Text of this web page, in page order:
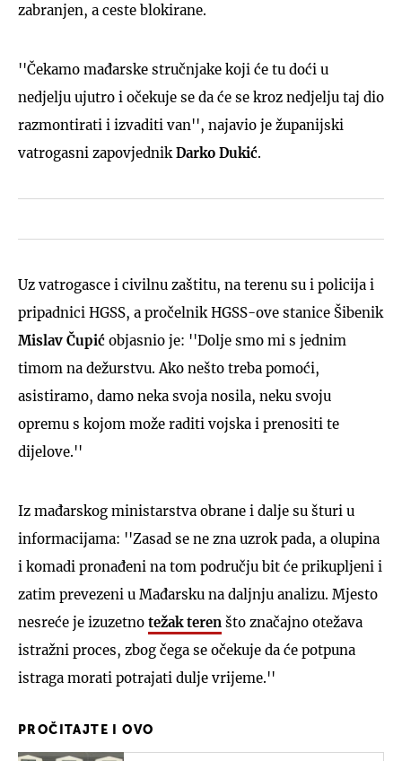
zabranjen, a ceste blokirane.
''Čekamo mađarske stručnjake koji će tu doći u
nedjelju ujutro i očekuje se da će se kroz nedjelju taj dio
razmontirati i izvaditi van'', najavio je županijski
vatrogasni zapovjednik Darko Dukić.
Uz vatrogasce i civilnu zaštitu, na terenu su i policija i
pripadnici HGSS, a pročelnik HGSS-ove stanice Šibenik
Mislav Čupić objasnio je: ''Dolje smo mi s jednim
timom na dežurstvu. Ako nešto treba pomoći,
asistiramo, damo neka svoja nosila, neku svoju
opremu s kojom može raditi vojska i prenositi te
dijelove.''
Iz mađarskog ministarstva obrane i dalje su šturi u
informacijama: ''Zasad se ne zna uzrok pada, a olupina
i komadi pronađeni na tom području bit će prikupljeni i
zatim prevezeni u Mađarsku na daljnju analizu. Mjesto
nesreće je izuzetno težak teren što značajno otežava
istražni proces, zbog čega se očekuje da će potpuna
istraga morati potrajati dulje vrijeme.''
PROČITAJTE I OVO